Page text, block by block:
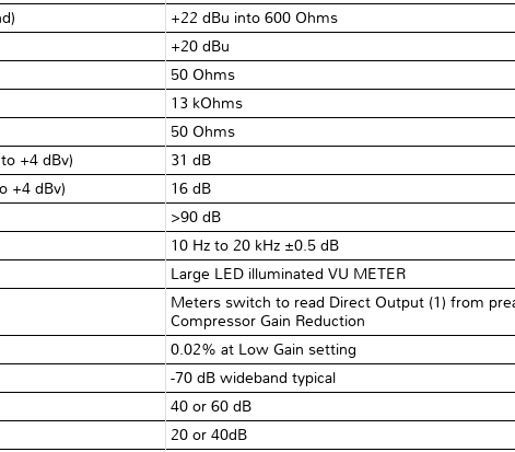
+22 dBu into 600 Ohms
+20 dBu
50 Ohms
13 kOhms
50 Ohms
+4 dBv)
31 dB
+4 dBv)
16 dB
>90 dB
10 Hz to 20 kHz ±0.5 dB
Large LED illuminated VU METER
Meters switch to read Direct Output (1) from
Compressor Gain Reduction
0.02% at Low Gain setting
-70 dB wideband typical
40 or 60 dB
20 or 40dB